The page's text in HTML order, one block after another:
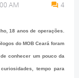
AM 4
18 anos de operações.
do MOB Ceará foram
conhecer um pouco da
tempo para